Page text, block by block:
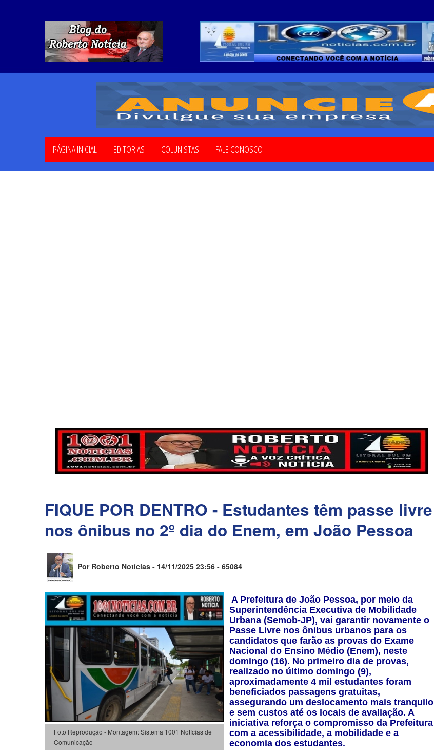
PÁGINA INICIAL EDITORIAS COLUNISTAS FALE CONOSCO
FIQUE POR DENTRO - Estudantes têm passe livre
nos ônibus no 2º dia do Enem, em João Pessoa
Por Roberto Notícias - 14/11/2025 23:56 - 65084
Foto Reprodução - Montagem: Sistema 1001 Notícias de
Comunicação
A Prefeitura de João Pessoa, por meio da
Superintendência Executiva de Mobilidade
Urbana (Semob-JP), vai garantir novamente o
Passe Livre nos ônibus urbanos para os
candidatos que farão as provas do Exame
Nacional do Ensino Médio (Enem), neste
domingo (16). No primeiro dia de provas,
realizado no último domingo (9),
aproximadamente 4 mil estudantes foram
beneficiados passagens gratuitas,
assegurando um deslocamento mais tranquilo
e sem custos até os locais de avaliação. A
iniciativa reforça o compromisso da Prefeitura
com a acessibilidade, a mobilidade e a
economia dos estudantes.